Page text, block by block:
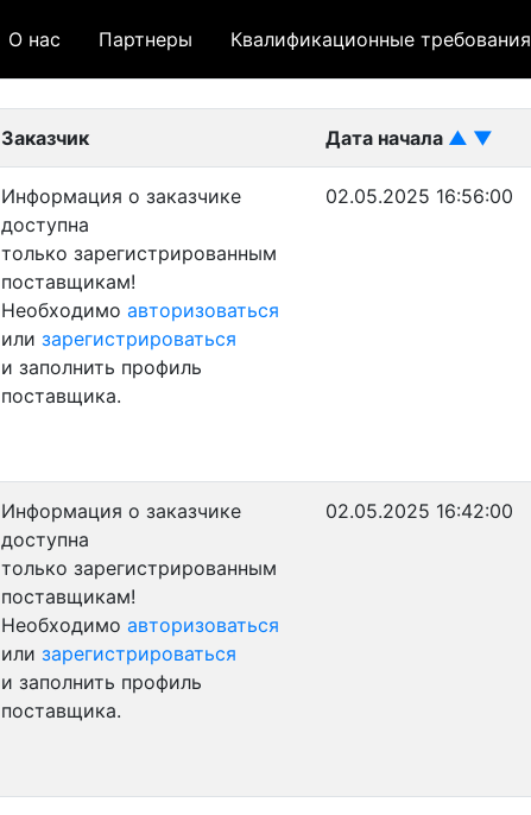
О нас Партнеры Квалификационные требования
Заказчик Дата начала ▲ ▼
Информация о заказчике
доступна
только зарегистрированным
поставщикам!
Необходимо авторизоваться
или зарегистрироваться
и заполнить профиль
поставщика.
02.05.2025 16:56:00
Информация о заказчике
доступна
только зарегистрированным
поставщикам!
Необходимо авторизоваться
или зарегистрироваться
и заполнить профиль
поставщика.
02.05.2025 16:42:00